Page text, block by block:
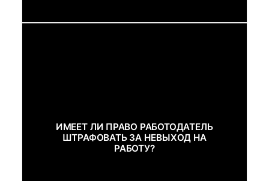
ИМЕЕТ ЛИ ПРАВО РАБОТОДАТЕЛЬ
ШТРАФОВАТЬ ЗА НЕВЫХОД НА
РАБОТУ?